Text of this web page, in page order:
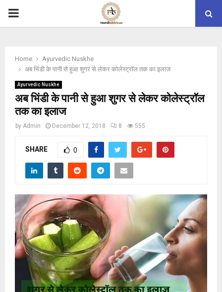
PRIMARY
Home
Ayurvedic Nuskhe
अब भिंडी के पानी से हुआ शुगर से लेकर कोलेस्ट्रॉल तक का इलाज
Ayurvedic Nuskhe
अब भिंडी के पानी से हुआ शुगर से लेकर कोलेस्ट्रॉल
तक का इलाज
by Admin December 12, 2018 8 555
SHARE 0